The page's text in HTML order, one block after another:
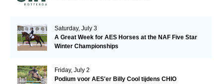
Saturday, July 3
A Great Week for AES Horses at the NAF Five Star
Winter Championships
Friday, July 2
Podium voor AES'er Billy Cool tijdens CHIO